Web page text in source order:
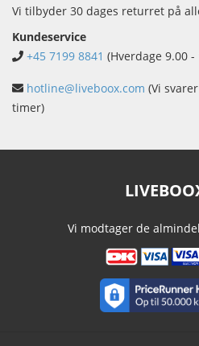
Vi tilbyder 30 dages returret på
Kundeservice
+45 7199 8841 (Hverdage 9.00 -
hotline@liveboox.com (Vi
timer)
Vi modtager de